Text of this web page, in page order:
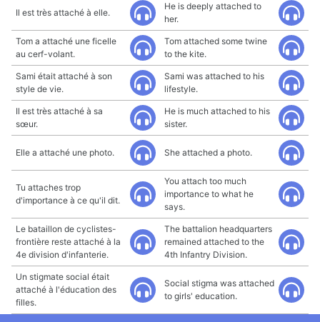
Il est très attaché à elle.
He is deeply attached to
her.
Tom a attaché une ficelle
au cerf-volant.
Tom attached some twine
to the kite.
Sami était attaché à son
style de vie.
Sami was attached to his
lifestyle.
Il est très attaché à sa
sœur.
He is much attached to his
sister.
Elle a attaché une photo. She attached a photo.
Tu attaches trop
d'importance à ce qu'il dit.
You attach too much
importance to what he
says.
Le bataillon de cyclistes-
frontière reste attaché à la
4e division d'infanterie.
The battalion headquarters
remained attached to the
4th Infantry Division.
Un stigmate social était
attaché à l'éducation des
filles.
Social stigma was attached
to girls' education.